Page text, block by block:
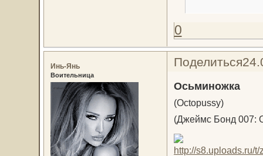
0
Поделиться
Инь-Янь
Воительница
Осьминожка
(Octopussy)
(Джеймс Бонд 007: